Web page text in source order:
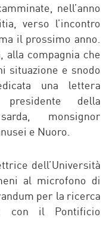
nell’anno
verso l’incontro
il prossimo anno.
alla compagnia che
situazione e snodo
una lettera
della
monsignor
e Nuoro.
dell’Università
al microfono di
per la ricerca
con il Pontificio